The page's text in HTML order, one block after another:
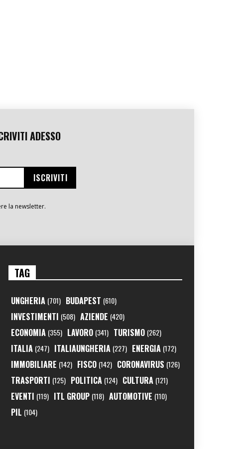
ADESSO
la newsletter.
TAG
UNGHERIA (701) BUDAPEST (610)
INVESTIMENTI (508) AZIENDE (420)
ECONOMIA (355) LAVORO (341) TURISMO (262)
ITALIA (247) ITALIAUNGHERIA (227) ENERGIA (172)
IMMOBILIARE (142) FISCO (142) CORONAVIRUS (126)
TRASPORTI (125) POLITICA (124) CULTURA (121)
EVENTI (119) ITL GROUP (118) AUTOMOTIVE (110)
PIL (104)